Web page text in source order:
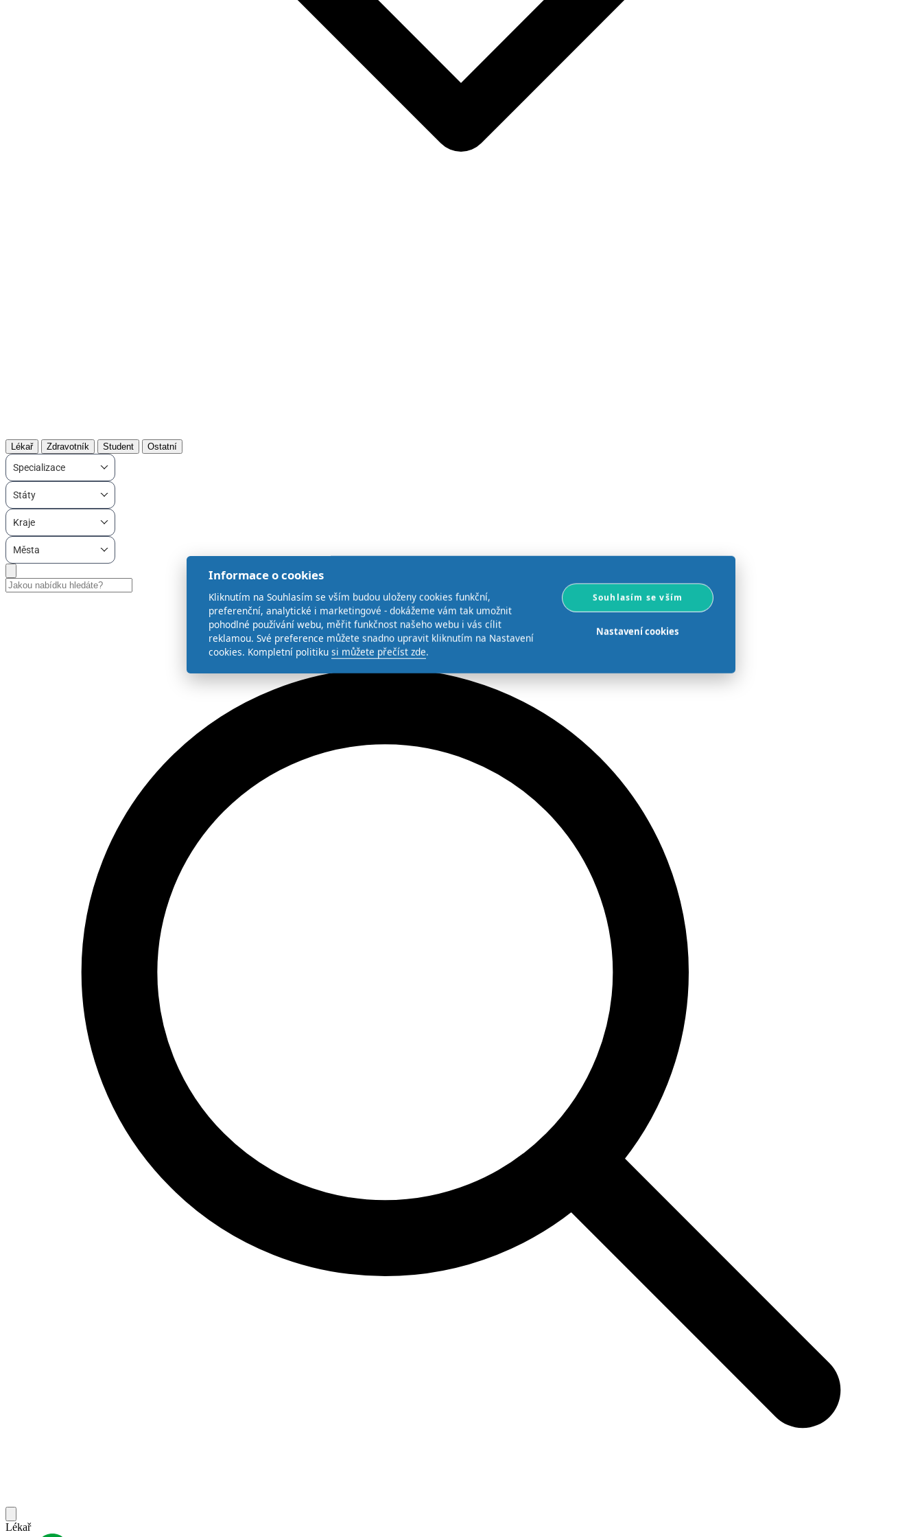
Lékař Zdravotník Student Ostatní
Specializace
Státy
Kraje
Města
Lékař
Informace o cookies
Kliknutím na Souhlasím se vším budou uloženy cookies funkční,
preferenční, analytické i marketingové - dokážeme vám tak umožnit
pohodlné používání webu, měřit funkčnost našeho webu i vás cílit
reklamou. Své preference můžete snadno upravit kliknutím na Nastavení
cookies. Kompletní politiku si můžete přečíst zde.
Souhlasím se vším
Nastavení cookies